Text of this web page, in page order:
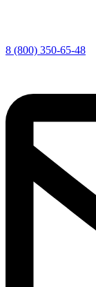
8 (800) 350-65-48